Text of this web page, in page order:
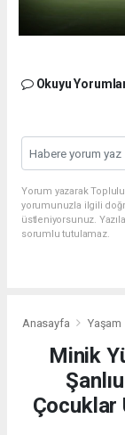
Okuyu
Yorum yazarak
yorumunuzla ilgili
üstleniyorsunuz.
sorumlu tutulamaz.
Anasayfa Yaşam
Minik
Çocuklar